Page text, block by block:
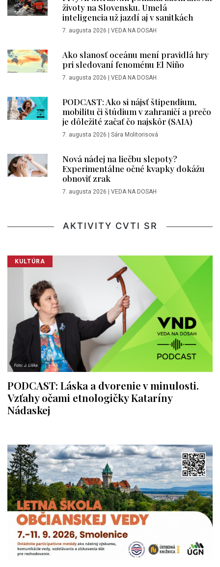
životy na Slovensku. Umelá
inteligencia už jazdí aj v sanitkách
7. augusta 2026 VEDA NA DOSAH
Ako slanosť oceánu mení pravidlá hry
pri sledovaní fenoménu El Niño
7. augusta 2026 VEDA NA DOSAH
PODCAST: Ako si nájsť štipendium,
mobilitu či štúdium v zahraničí a prečo
je dôležité začať čo najskôr (SAIA)
7. augusta 2026 Sára Molitorisová
Nová nádej na liečbu slepoty?
Experimentálne očné kvapky dokážu
obnoviť zrak
7. augusta 2026 VEDA NA DOSAH
AKTIVITY CVTI SR
KULTÚRA
PODCAST: Láska a dvorenie v minulosti.
Vzťahy očami etnologičky Kataríny
Nádaskej